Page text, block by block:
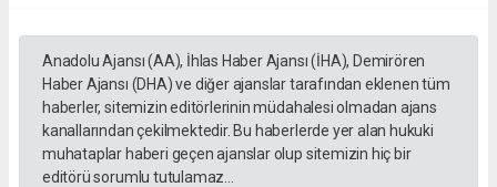
Anadolu Ajansı (AA), İhlas Haber Ajansı (İHA), Demirören
Haber Ajansı (DHA) ve diğer ajanslar tarafından eklenen tüm
haberler, sitemizin editörlerinin müdahalesi olmadan ajans
kanallarından çekilmektedir. Bu haberlerde yer alan hukuki
muhataplar haberi geçen ajanslar olup sitemizin hiç bir
editörü sorumlu tutulamaz...